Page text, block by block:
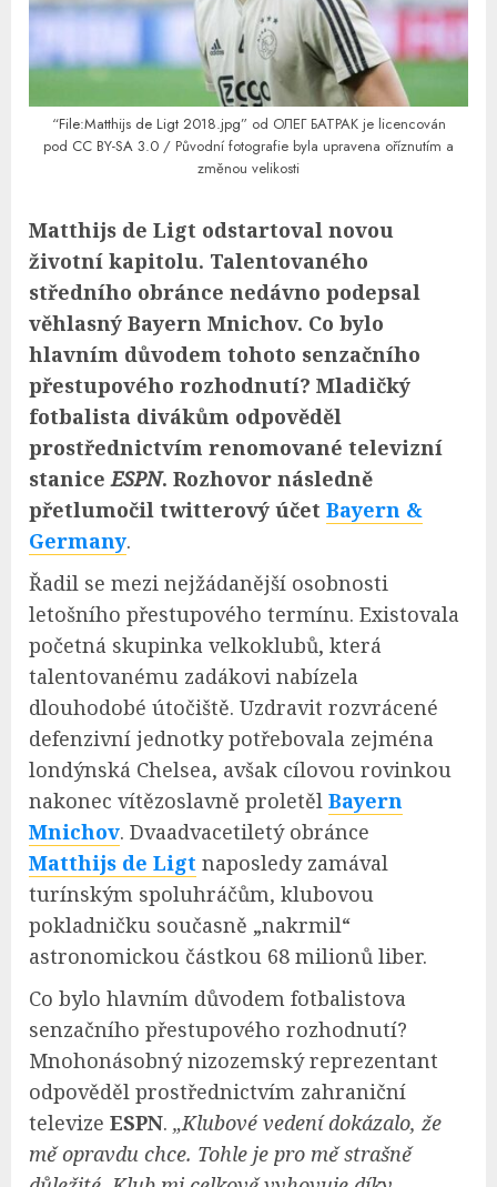
“File:Matthijs de Ligt 2018.jpg” od ОЛЕГ БАТРАК je licencován
pod CC BY-SA 3.0 / Původní fotografie byla upravena oříznutím a
změnou velikosti
Matthijs de Ligt odstartoval novou
životní kapitolu. Talentovaného
středního obránce nedávno podepsal
věhlasný Bayern Mnichov. Co bylo
hlavním důvodem tohoto senzačního
přestupového rozhodnutí? Mladičký
fotbalista divákům odpověděl
prostřednictvím renomované televizní
staniceESPN. Rozhovor následně
přetlumočil twitterový účet Bayern &
Germany.
Řadil se mezi nejžádanější osobnosti
letošního přestupového termínu. Existovala
početná skupinka velkoklubů, která
talentovanému zadákovi nabízela
dlouhodobé útočiště. Uzdravit rozvrácené
defenzivní jednotky potřebovala zejména
londýnská Chelsea, avšak cílovou rovinkou
nakonec vítězoslavně proletěl Bayern
Mnichov. Dvaadvacetiletý obránce
Matthijs de Ligt naposledy zamával
turínským spoluhráčům, klubovou
pokladničku současně „nakrmil“
astronomickou částkou 68 milionů liber.
Co bylo hlavním důvodem fotbalistova
senzačního přestupového rozhodnutí?
Mnohonásobný nizozemský reprezentant
odpověděl prostřednictvím zahraniční
televize ESPN. „Klubové vedení dokázalo, že
mě opravdu chce. Tohle je pro mě strašně